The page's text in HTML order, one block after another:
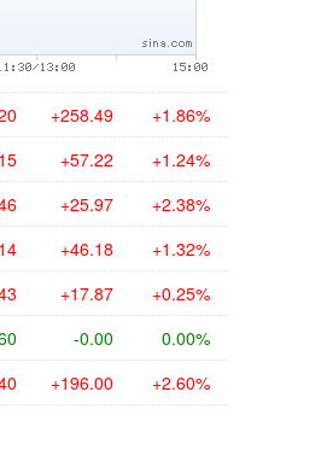
+258.49 +1.86%
+57.22 +1.24%
+25.97 +2.38%
+46.18 +1.32%
+17.87 +0.25%
-0.00 0.00%
+196.00 +2.60%